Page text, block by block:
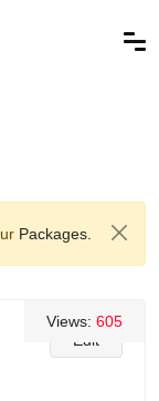
Packages.
Edit
Views: 605